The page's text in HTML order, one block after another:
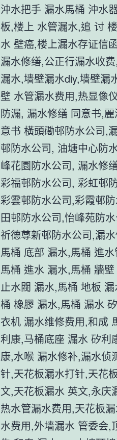
沖水把手 漏水馬桶 沖水
板,楼上 水管漏水,追 讨
水 壁癌,楼上漏水存证信
漏水修缮,公正行漏水收
漏水,墙壁漏水diy,墙壁漏
壁 水管漏水费用,热显像
防漏, 漏水修缮 同意书,
意书 橫頭磡邨防水公司,
邨防水公司, 油塘中心防
峰花園防水公司, 漏水修
彩福邨防水公司, 彩虹邨
彩雲邨防水公司,彩霞邨
田邨防水公司,怡峰苑防
祈德尊新邨防水公司,漏
馬桶 底部 漏水,馬桶 進
馬桶 進水 漏水,馬桶 牆
止水閥 漏水,馬桶 地板
桶 橡膠 漏水,馬桶 漏水
衣机 漏水维修费用,和成
利康,马桶底座 漏水 矽利
康,水喉 漏水修补,漏水侦
针,天花板漏水打针,天花
文,天花板漏水 英文,永庆
热水管漏水费用,天花板
水费用,外墙漏水 管委会,